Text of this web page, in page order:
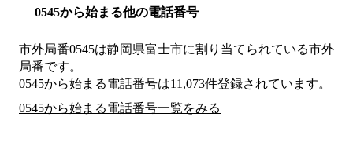
0545から始まる他の電話番号
市外局番0545は静岡県富士市に割り当てられている市外
局番です。
0545から始まる電話番号は11,073件登録されています。
0545から始まる電話番号一覧をみる